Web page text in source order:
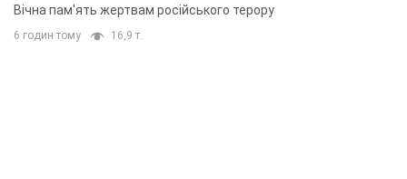
Вічна пам'ять жертвам російського терору
6 годин тому 16,9 т.